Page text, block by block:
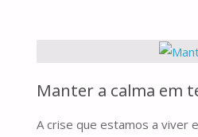
ANO
B"
Manter a calma em
A crise que estamos a viver